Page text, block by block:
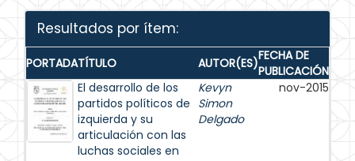
Resultados por ítem:
PORTADATÍTULO AUTOR(ES)FECHA DE
PUBLICACIÓN
El desarrollo de los
partidos políticos de
izquierda y su
articulación con las
luchas sociales en
Kevyn
Simon
Delgado
nov-2015